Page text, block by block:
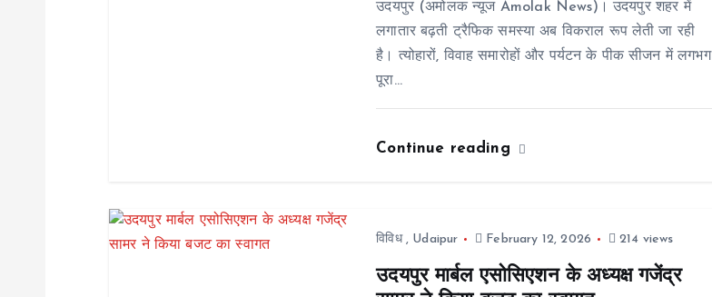
उदयपुर (अमोलक न्यूज Amolak News)। उदयपुर शहर में
लगातार बढ़ती ट्रैफिक समस्या अब विकराल रूप लेती जा रही
है। त्योहारों, विवाह समारोहों और पर्यटन के पीक सीजन में लगभग
पूरा…
Continue reading
विविध, Udaipur February 12, 2026 214 views
उदयपुर मार्बल एसोसिएशन के अध्यक्ष गजेंद्र